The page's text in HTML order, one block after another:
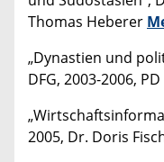
Thomas Heberer
„Dynastien und
DFG, 2003-2006,
2005, Dr. Doris